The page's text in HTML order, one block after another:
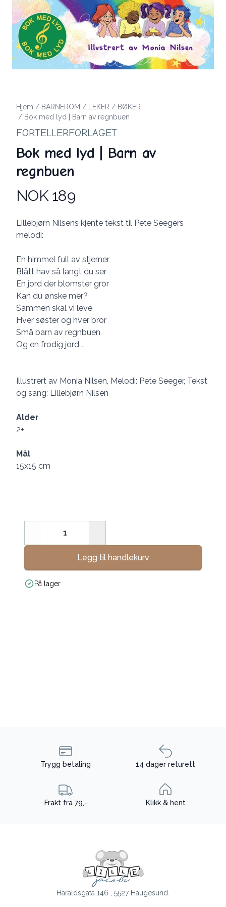
Hjem / BARNEROM / LEKER / BØKER
/ Bok med lyd | Barn av regnbuen
FORTELLERFORLAGET
Bok med lyd | Barn av
regnbuen
Produktdetaljer
NOK 189
Description
Lillebjørn Nilsens kjente tekst til Pete Seegers
melodi:
En himmel full av stjerner
Blått hav så langt du ser
En jord der blomster gror
Kan du ønske mer?
Sammen skal vi leve
Hver søster og hver bror
Små barn av regnbuen
Og en frodig jord …
Illustrert av Monia Nilsen, Melodi: Pete Seeger, Tekst
og sang: Lillebjørn Nilsen
Alder
2+
Mål
15x15 cm
Decrease
Legg til handlekurv
På lager
Trygg betaling 14 dager returett
Frakt fra 79,- Klikk & hent
Haraldsgata 146 , 5527 Haugesund.